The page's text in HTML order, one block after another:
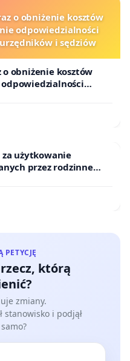
o obniżenie kosztów
odpowiedzialności
i sędziów
o obniżenie kosztów
i sędziów
za użytkowanie
przez rodzinne
którą
zmiany.
stanowisko i podjął